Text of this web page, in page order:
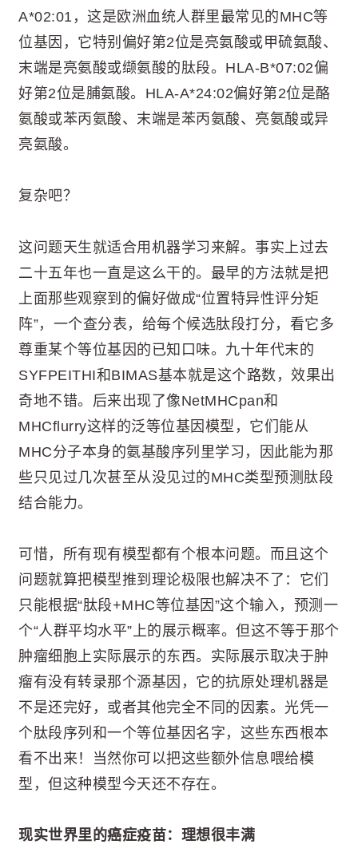
A*02:01，这是欧洲血统人群里最常见的MHC等
位基因，它特别偏好第2位是亮氨酸或甲硫氨酸、
末端是亮氨酸或缬氨酸的肽段。HLA-B*07:02偏
好第2位是脯氨酸。HLA-A*24:02偏好第2位是酪
氨酸或苯丙氨酸、末端是苯丙氨酸、亮氨酸或异
亮氨酸。
复杂吧？
这问题天生就适合用机器学习来解。事实上过去
二十五年也一直是这么干的。最早的方法就是把
上面那些观察到的偏好做成“位置特异性评分矩
阵”，一个查分表，给每个候选肽段打分，看它多
尊重某个等位基因的已知口味。九十年代末的
SYFPEITHI和BIMAS基本就是这个路数，效果出
奇地不错。后来出现了像NetMHCpan和
MHCflurry这样的泛等位基因模型，它们能从
MHC分子本身的氨基酸序列里学习，因此能为那
些只见过几次甚至从没见过的MHC类型预测肽段
结合能力。
可惜，所有现有模型都有个根本问题。而且这个
问题就算把模型推到理论极限也解决不了：它们
只能根据“肽段+MHC等位基因”这个输入，预测一
个“人群平均水平”上的展示概率。但这不等于那个
肿瘤细胞上实际展示的东西。实际展示取决于肿
瘤有没有转录那个源基因，它的抗原处理机器是
不是还完好，或者其他完全不同的因素。光凭一
个肽段序列和一个等位基因名字，这些东西根本
看不出来！当然你可以把这些额外信息喂给模
型，但这种模型今天还不存在。
现实世界里的癌症疫苗：理想很丰满